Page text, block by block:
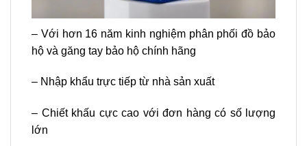
– Với hơn 16 năm kinh nghiệm phân phối đồ bảo
hộ và găng tay bảo hộ chính hãng
– Nhập khẩu trực tiếp từ nhà sản xuất
– Chiết khấu cực cao với đơn hàng có số lượng
lớn